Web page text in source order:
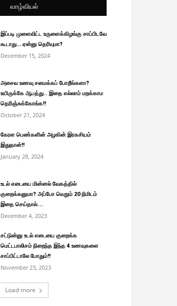
வாழ்வியல்
இப்படி முளைவிட்ட உருளைக்கிழங்கு சாப்பிடவே
கூடாது… ஏன்னு தெரியுமா?
December 15, 2024
அசைவ உணவு சமைக்கப் போறீங்களா?
உயிருக்கே ஆபத்து.. இதை எல்லாம் மறக்காம
தெரிஞ்சுக்கோங்க!!
October 21, 2024
கேரள பெண்களின் அழகின் இரகசியம்
இதுதான்!!
January 28, 2024
உடல் எடையை மின்னல் வேகத்தில்
குறைக்கனுமா? அப்போ வெறும் 20 நிமிடம்
இதை செய்தால்...
December 4, 2023
சட்டுன்னு உடல் எடையை குறைக்க
மெட்டபாலிசம் நிறைந்த இந்த 4 உணவுகளை
சாப்பிட்டாலே போதும்!!
November 23, 2023
Load more